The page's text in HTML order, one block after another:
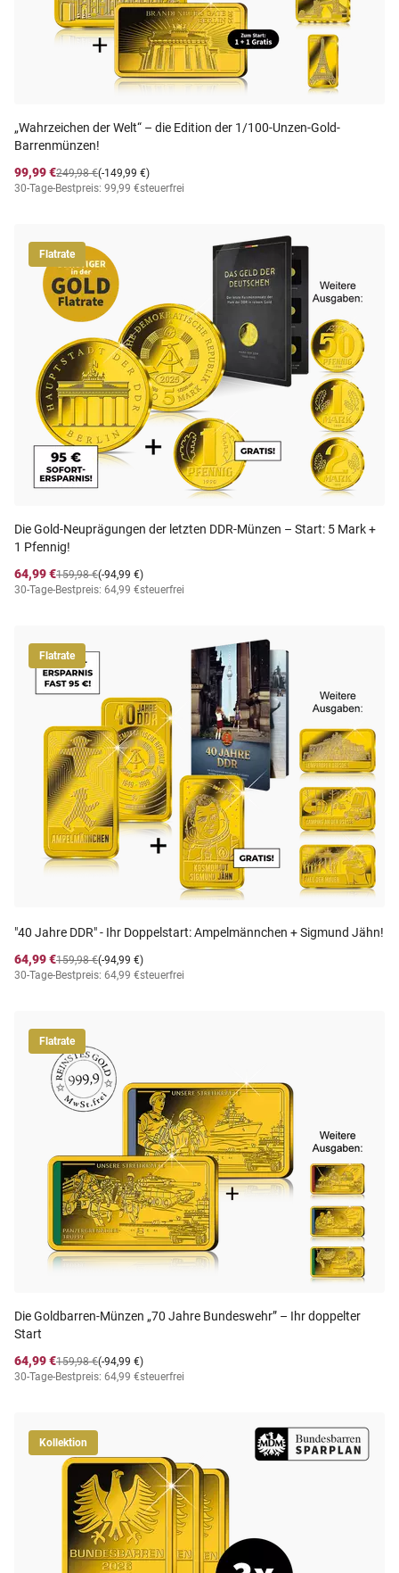
„Wahrzeichen der Welt“ – die Edition der 1/100-Unzen-Gold-
Barrenmünzen!
99,99 €
(-149,99 €)
249,98 €
30-Tage-Bestpreis: 99,99 €steuerfrei
Flatrate
Die Gold-Neuprägungen der letzten DDR-Münzen – Start: 5 Mark +
1 Pfennig!
64,99 €
(-94,99 €)
159,98 €
30-Tage-Bestpreis: 64,99 €steuerfrei
Flatrate
"40 Jahre DDR" - Ihr Doppelstart: Ampelmännchen + Sigmund Jähn!
64,99 €
(-94,99 €)
159,98 €
30-Tage-Bestpreis: 64,99 €steuerfrei
Flatrate
Die Goldbarren-Münzen „70 Jahre Bundeswehr” – Ihr doppelter
Start
64,99 €
(-94,99 €)
159,98 €
30-Tage-Bestpreis: 64,99 €steuerfrei
Kollektion